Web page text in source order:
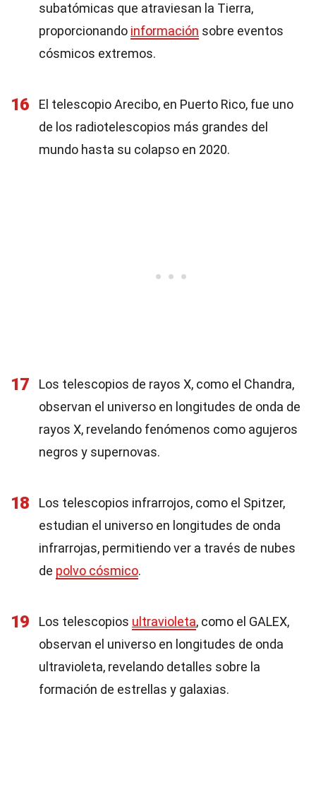
subatómicas que atraviesan la Tierra,
proporcionando información sobre eventos
cósmicos extremos.
16
El telescopio Arecibo, en Puerto Rico, fue uno
de los radiotelescopios más grandes del
mundo hasta su colapso en 2020.
17
Los telescopios de rayos X, como el Chandra,
observan el universo en longitudes de onda de
rayos X, revelando fenómenos como agujeros
negros y supernovas.
18
Los telescopios infrarrojos, como el Spitzer,
estudian el universo en longitudes de onda
infrarrojas, permitiendo ver a través de nubes
de polvo cósmico.
19 Los telescopios ultravioleta, como el GALEX,
observan el universo en longitudes de onda
ultravioleta, revelando detalles sobre la
formación de estrellas y galaxias.